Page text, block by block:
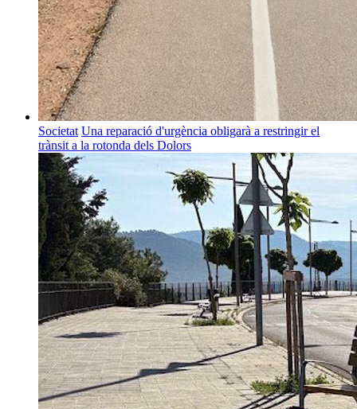
Societat Una reparació d'urgència obligarà a restringir el
trànsit a la rotonda dels Dolors